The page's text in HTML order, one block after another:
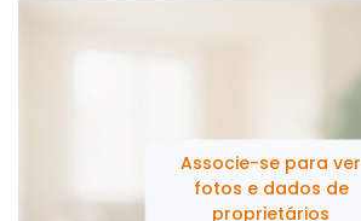
Associe-se para ver
fotos e dados de
proprietários